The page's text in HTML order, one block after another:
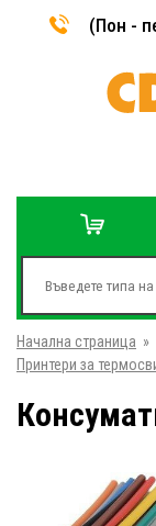
(Пон -
Начална страница »
Принтери за